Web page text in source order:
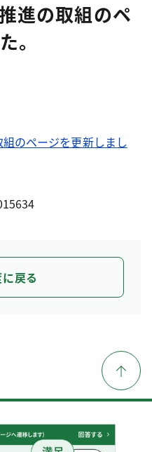
進の取組のペ
。
のページを更新しまし
戻る